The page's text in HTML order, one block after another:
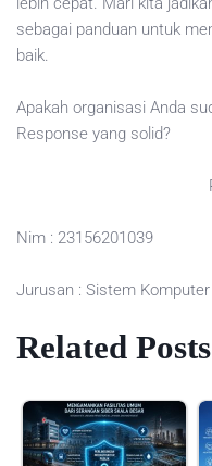
sebagai panduan untuk
baik.
Apakah organisasi Anda
Response yang solid?
Nim : 23156201039
Jurusan : Sistem
Related